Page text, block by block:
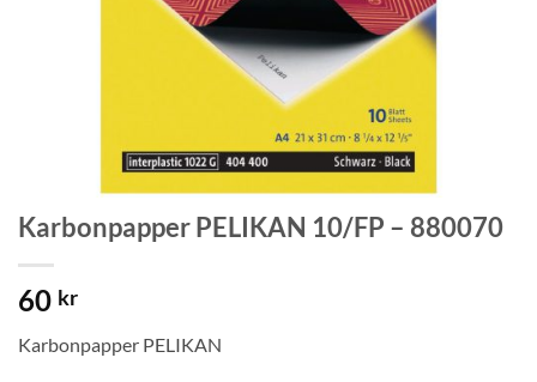
Karbonpapper PELIKAN 10/FP – 880070
60 kr
Karbonpapper PELIKAN